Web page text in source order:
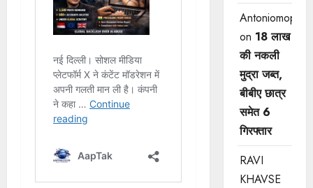
Antoniomop
on 18 लाख
की नकली
मुद्रा जब्त,
बीबीए छात्र
समेत 6
गिरफ्तार
RAVI
KHAVSE